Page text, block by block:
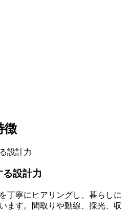
徴
設計力
丁寧にヒアリングし、暮らしに
ます。間取りや動線、採光、収